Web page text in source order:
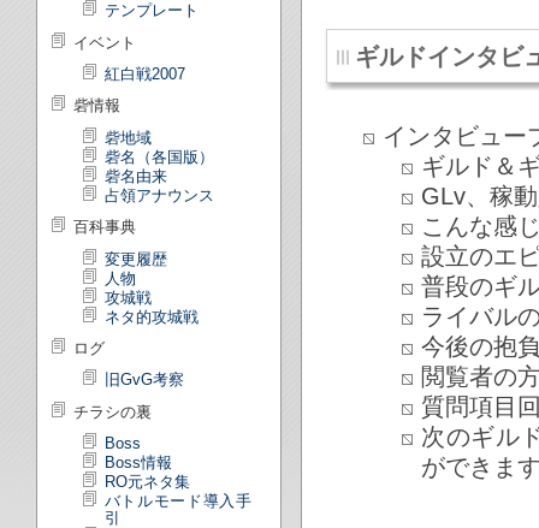
テンプレート
イベント
紅白戦2007
砦情報
砦地域
砦名（各国版）
砦名由来
占領アナウンス
百科事典
変更履歴
人物
攻城戦
ネタ的攻城戦
ログ
旧GvG考察
チラシの裏
Boss
Boss情報
RO元ネタ集
バトルモード導入手
引
ギルドインタビ
インタビュー
ギルド＆
GLv、稼
こんな感
設立のエ
普段のギ
ライバル
今後の抱
閲覧者の
質問項目
次のギル
ができま